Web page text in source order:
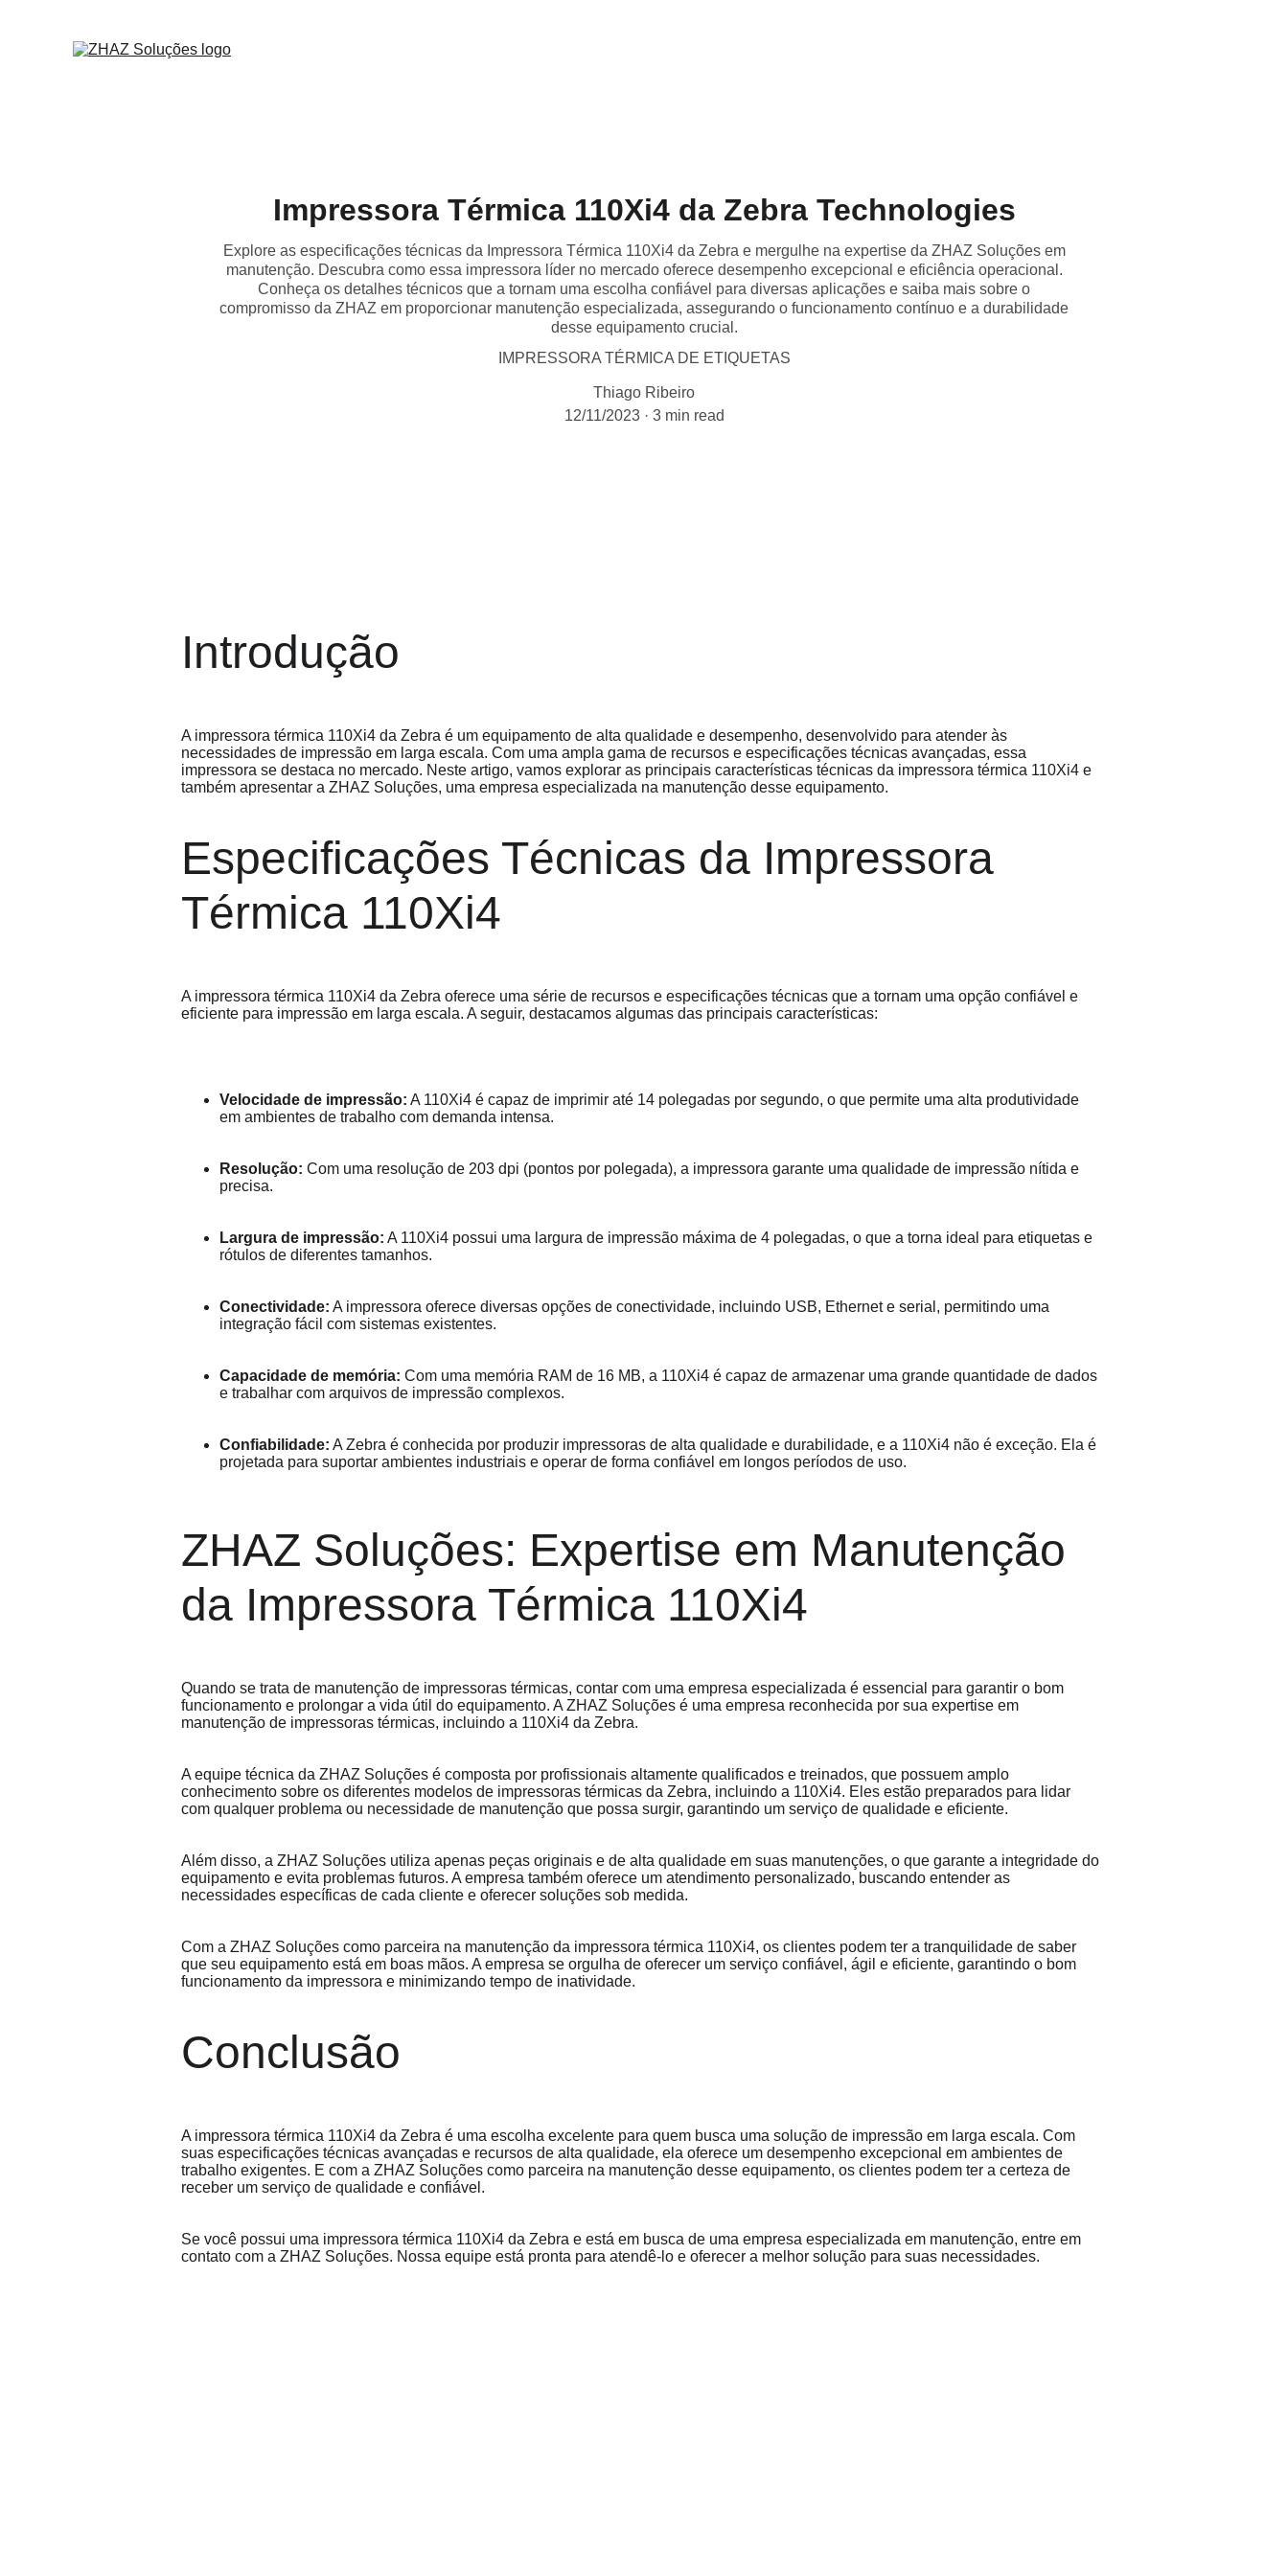
Impressora Térmica 110Xi4 da Zebra Technologies
Explore as especificações técnicas da Impressora Térmica 110Xi4 da Zebra e mergulhe na expertise da ZHAZ Soluções em
manutenção. Descubra como essa impressora líder no mercado oferece desempenho excepcional e eficiência operacional.
Conheça os detalhes técnicos que a tornam uma escolha confiável para diversas aplicações e saiba mais sobre o
compromisso da ZHAZ em proporcionar manutenção especializada, assegurando o funcionamento contínuo e a durabilidade
desse equipamento crucial.
IMPRESSORA TÉRMICA DE ETIQUETAS
Thiago Ribeiro
12/11/2023
3 min read
Introdução
A impressora térmica 110Xi4 da Zebra é um equipamento de alta qualidade e desempenho, desenvolvido para atender às
necessidades de impressão em larga escala. Com uma ampla gama de recursos e especificações técnicas avançadas, essa
impressora se destaca no mercado. Neste artigo, vamos explorar as principais características técnicas da impressora térmica 110Xi4 e
também apresentar a ZHAZ Soluções, uma empresa especializada na manutenção desse equipamento.
Especificações Técnicas da Impressora
Térmica 110Xi4
A impressora térmica 110Xi4 da Zebra oferece uma série de recursos e especificações técnicas que a tornam uma opção confiável e
eficiente para impressão em larga escala. A seguir, destacamos algumas das principais características:
Velocidade de impressão: A 110Xi4 é capaz de imprimir até 14 polegadas por segundo, o que permite uma alta produtividade
em ambientes de trabalho com demanda intensa.
Resolução: Com uma resolução de 203 dpi (pontos por polegada), a impressora garante uma qualidade de impressão nítida e
precisa.
Largura de impressão: A 110Xi4 possui uma largura de impressão máxima de 4 polegadas, o que a torna ideal para etiquetas e
rótulos de diferentes tamanhos.
Conectividade: A impressora oferece diversas opções de conectividade, incluindo USB, Ethernet e serial, permitindo uma
integração fácil com sistemas existentes.
Capacidade de memória: Com uma memória RAM de 16 MB, a 110Xi4 é capaz de armazenar uma grande quantidade de dados
e trabalhar com arquivos de impressão complexos.
Confiabilidade: A Zebra é conhecida por produzir impressoras de alta qualidade e durabilidade, e a 110Xi4 não é exceção. Ela é
projetada para suportar ambientes industriais e operar de forma confiável em longos períodos de uso.
ZHAZ Soluções: Expertise em Manutenção
da Impressora Térmica 110Xi4
Quando se trata de manutenção de impressoras térmicas, contar com uma empresa especializada é essencial para garantir o bom
funcionamento e prolongar a vida útil do equipamento. A ZHAZ Soluções é uma empresa reconhecida por sua expertise em
manutenção de impressoras térmicas, incluindo a 110Xi4 da Zebra.
A equipe técnica da ZHAZ Soluções é composta por profissionais altamente qualificados e treinados, que possuem amplo
conhecimento sobre os diferentes modelos de impressoras térmicas da Zebra, incluindo a 110Xi4. Eles estão preparados para lidar
com qualquer problema ou necessidade de manutenção que possa surgir, garantindo um serviço de qualidade e eficiente.
Além disso, a ZHAZ Soluções utiliza apenas peças originais e de alta qualidade em suas manutenções, o que garante a integridade do
equipamento e evita problemas futuros. A empresa também oferece um atendimento personalizado, buscando entender as
necessidades específicas de cada cliente e oferecer soluções sob medida.
Com a ZHAZ Soluções como parceira na manutenção da impressora térmica 110Xi4, os clientes podem ter a tranquilidade de saber
que seu equipamento está em boas mãos. A empresa se orgulha de oferecer um serviço confiável, ágil e eficiente, garantindo o bom
funcionamento da impressora e minimizando tempo de inatividade.
Conclusão
A impressora térmica 110Xi4 da Zebra é uma escolha excelente para quem busca uma solução de impressão em larga escala. Com
suas especificações técnicas avançadas e recursos de alta qualidade, ela oferece um desempenho excepcional em ambientes de
trabalho exigentes. E com a ZHAZ Soluções como parceira na manutenção desse equipamento, os clientes podem ter a certeza de
receber um serviço de qualidade e confiável.
Se você possui uma impressora térmica 110Xi4 da Zebra e está em busca de uma empresa especializada em manutenção, entre em
contato com a ZHAZ Soluções. Nossa equipe está pronta para atendê-lo e oferecer a melhor solução para suas necessidades.